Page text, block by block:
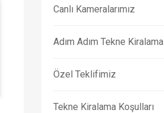
Canlı Kameralarımız
Adım Adım Tekne Kiralama
Özel Teklifimiz
Tekne Kiralama Koşulları